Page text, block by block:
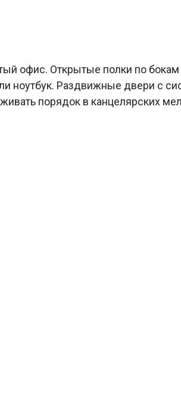
офис. Открытые полки по
ноутбук. Раздвижные двери с
порядок в канцелярских